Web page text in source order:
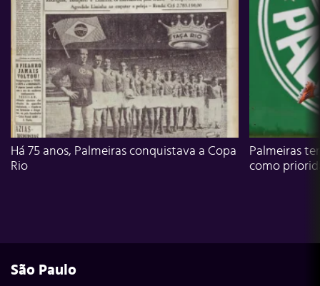
Há 75 anos, Palmeiras conquistava a Copa
Rio
Palmeiras
como
São Paulo